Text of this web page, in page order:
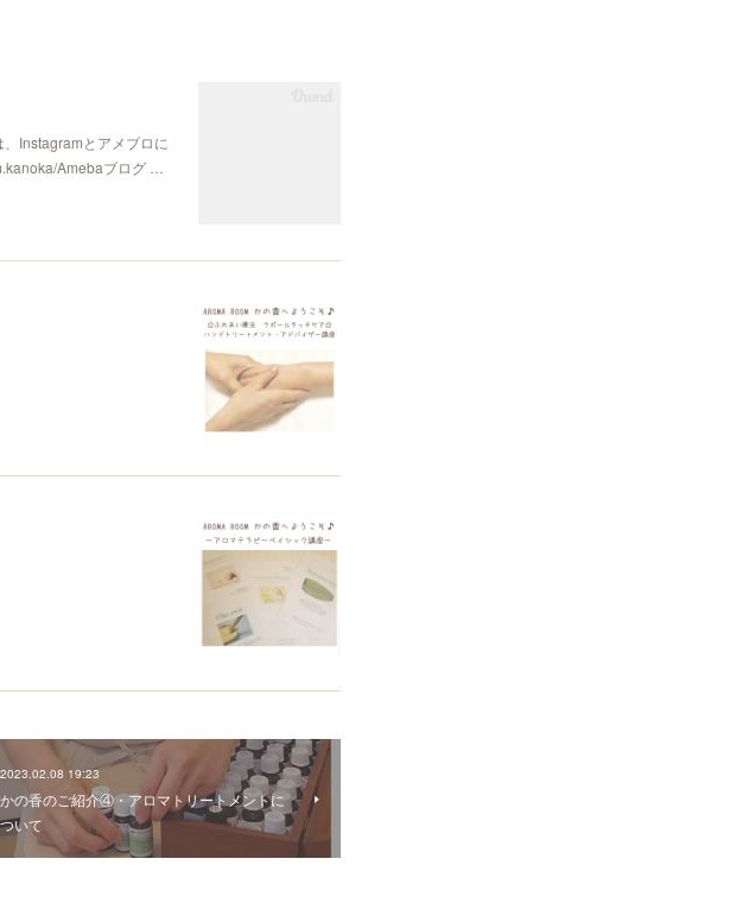
Instagramとアメブロに
Amebaブログ …
2023.02.08 19:23
かの香のご紹介④・アロマトリートメントに
ついて